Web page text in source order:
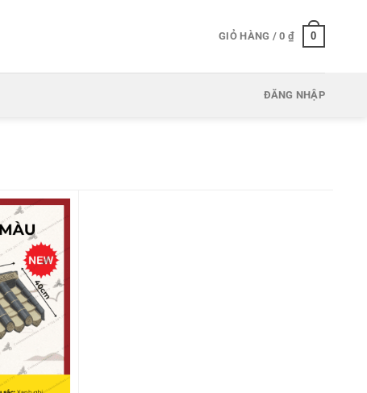
GIỎ HÀNG /0 ₫ 0
ĐĂNG NHẬP